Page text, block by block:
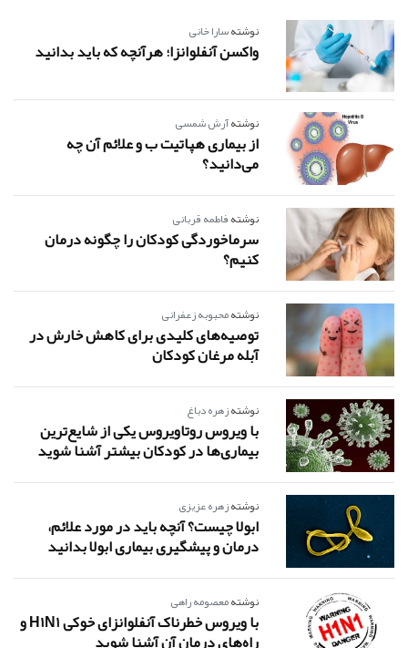
نوشتهسارا خانی
واکسن آنفلوانزا؛ هرآنچه که باید بدانید
نوشتهآرش شمسی
از بیماری هپاتیت ب و علائم آن چه
می‌دانید؟
نوشتهفاطمه قربانی
سرماخوردگی کودکان را چگونه درمان
کنیم؟
نوشتهمحبوبه زعفرانی
توصیه‌های کلیدی برای کاهش خارش در
آبله مرغان کودکان
نوشتهزهره دباغ
با ویروس روتاویروس یکی از شایع‌ترین
بیماری‌ها در کودکان بیشتر آشنا شوید
نوشتهزهره عزیزی
ابولا چیست؟ آنچه باید در مورد علائم،
درمان و پیشگیری بیماری ابولا بدانید
نوشتهمعصومه راهی
با ویروس خطرناک آنفلوانزای خوکی H1N1 و